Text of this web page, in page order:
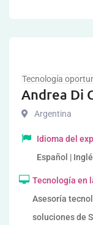
Tecnología
Andrea Di
Argentina
Idioma del
Español |
Tecnología en
Asesoría
soluciones de